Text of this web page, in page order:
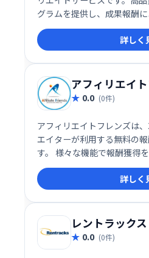
グラムを提供し、成果報酬
す。
詳しく
アフィリエイ
0.0 (0件)
アフィリエイトフレンズは
エイターが利用する無料の
す。 様々な機能で報酬獲得
イト活動の効率化を促進し
軽に始められるので、初心者
活用できます。アフィリエ
す。
詳しく
レントラックス
0.0 (0件)